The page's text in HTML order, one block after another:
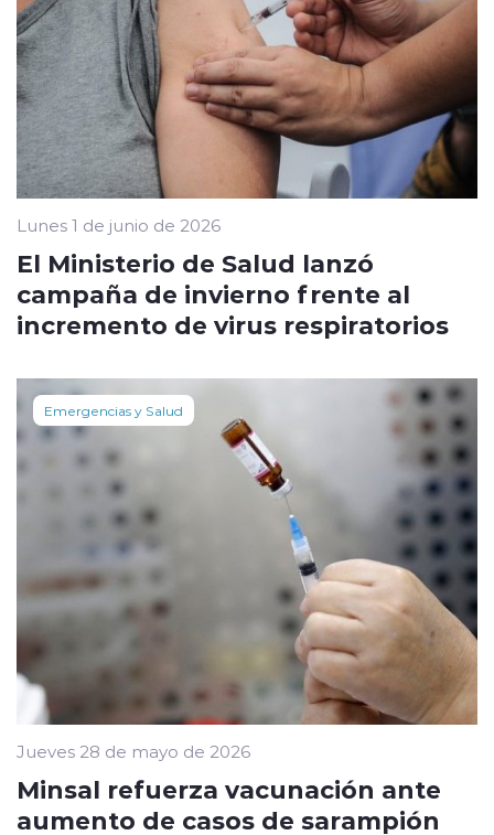
Lunes 1 de junio de 2026
El Ministerio de Salud lanzó
campaña de invierno frente al
incremento de virus respiratorios
Emergencias y Salud
Jueves 28 de mayo de 2026
Minsal refuerza vacunación ante
aumento de casos de sarampión